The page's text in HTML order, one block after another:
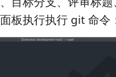
板执行执行 git 命令